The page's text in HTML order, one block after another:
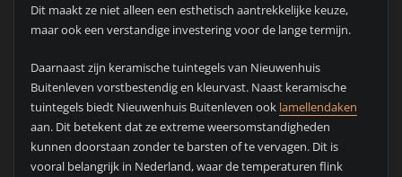
Dit maakt ze niet alleen een esthetisch aantrekkelijke keuze,
maar ook een verstandige investering voor de lange termijn.
Daarnaast zijn keramische tuintegels van Nieuwenhuis
Buitenleven vorstbestendig en kleurvast. Naast keramische
tuintegels biedt Nieuwenhuis Buitenleven ook lamellendaken
aan. Dit betekent dat ze extreme weersomstandigheden
kunnen doorstaan zonder te barsten of te vervagen. Dit is
vooral belangrijk in Nederland, waar de temperaturen flink